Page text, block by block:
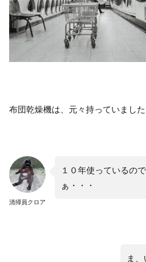
布団乾燥機は、元々持っていました
清掃員クロア
１０年使っているの
ぁ・・・
ま、